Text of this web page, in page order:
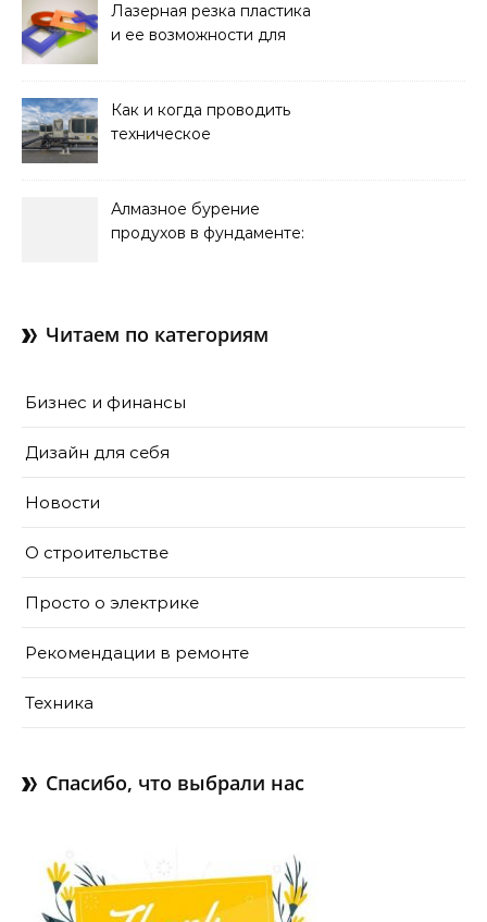
Лазерная резка пластика
и ее возможности для
Как и когда проводить
техническое
Алмазное бурение
продухов в фундаменте:
Читаем по категориям
Бизнес и финансы
Дизайн для себя
Новости
О строительстве
Просто о электрике
Рекомендации в ремонте
Техника
Спасибо, что выбрали нас